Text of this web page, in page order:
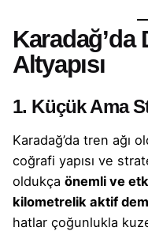
Karadağ’da
Altyapısı
1. Küçük Ama
Karadağ’da tren ağı
coğrafi yapısı ve
oldukça önemli ve
kilometrelik aktif
hatlar çoğunlukla